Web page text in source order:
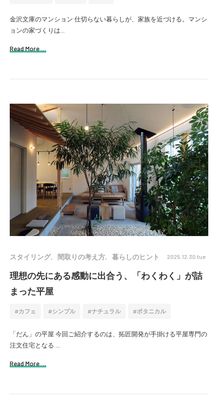
金沢文庫のマンション 仕切らない暮らしが、家族を近づける。マンシ
ョンの家づくりは...
Read More …
スタイリング 間取りの考え方 暮らしのヒント 2025.12.30.tue
理想の先にある感動に出合う、「わくわく」が詰
まった平屋
カフェ シンプル ナチュラル ボタニカル
「だん」の平屋 今回ご紹介するのは、拓匠開発が手掛ける平屋専門の
注文住宅となる ...
Read More …